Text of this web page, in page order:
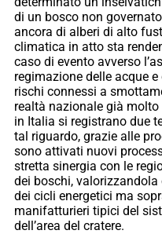
di un bosco non
ancora di alberi di alto
climatica in atto sta
caso di evento avverso
regimazione delle acque
rischi connessi a
realtà nazionale già
in Italia si registrano due
tal riguardo, grazie alle
sono attivati nuovi
stretta sinergia con le
dei boschi,
dei cicli energetici ma
manifatturieri tipici del
dell’area del cratere.